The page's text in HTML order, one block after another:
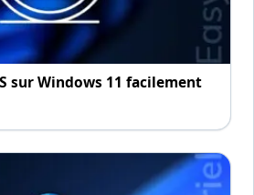
sur Windows 11 facilement